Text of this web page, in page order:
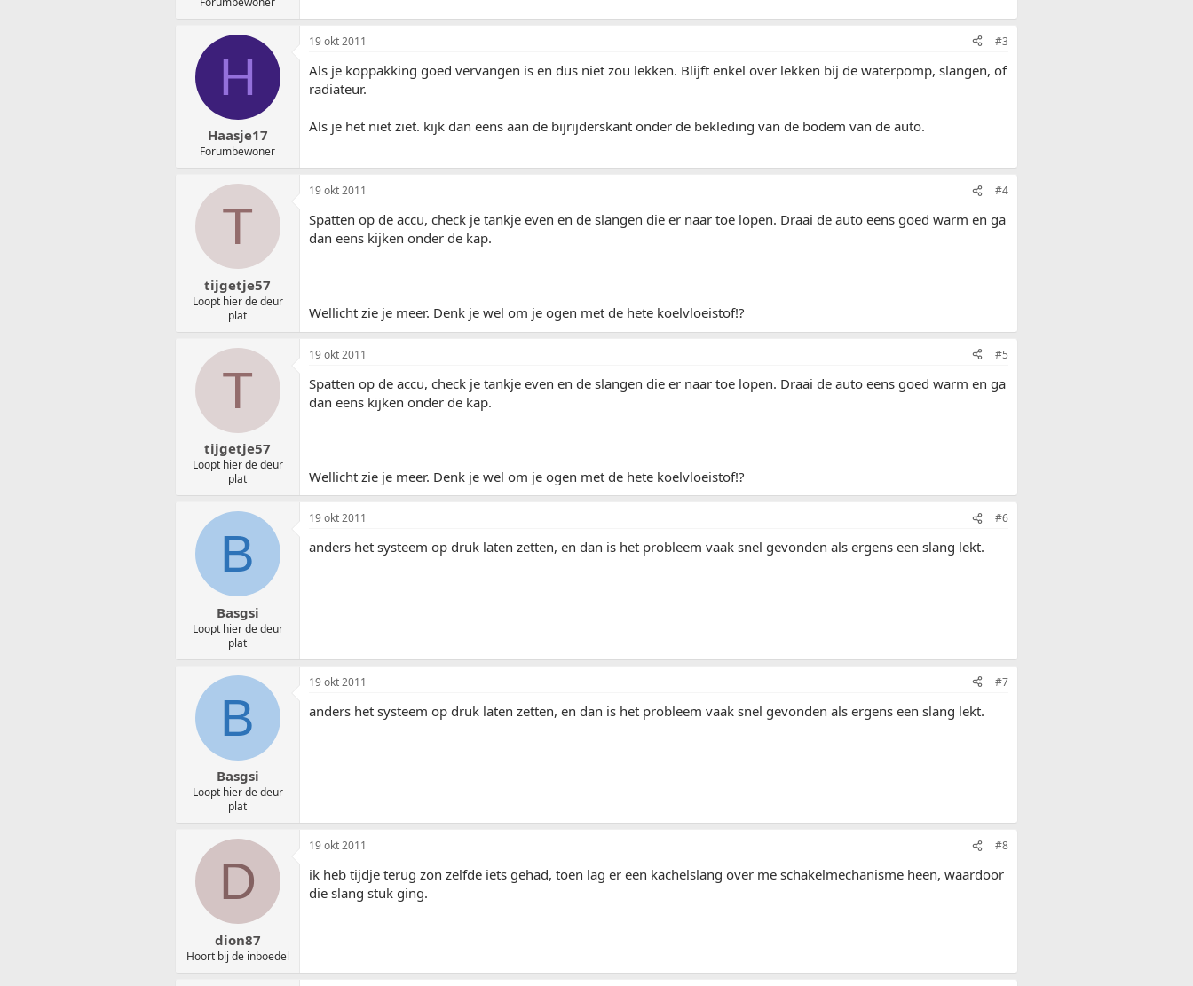
H
Haasje17
Forumbewoner
19 okt 2011 #3
Als je koppakking goed vervangen is en dus niet zou lekken. Blijft enkel over lekken bij de waterpomp, slangen, of
radiateur.
Als je het niet ziet. kijk dan eens aan de bijrijderskant onder de bekleding van de bodem van de auto.
T
tijgetje57
Loopt hier de deur
plat
19 okt 2011 #4
Spatten op de accu, check je tankje even en de slangen die er naar toe lopen. Draai de auto eens goed warm en ga
dan eens kijken onder de kap.
Wellicht zie je meer. Denk je wel om je ogen met de hete koelvloeistof!?
T
tijgetje57
Loopt hier de deur
plat
19 okt 2011 #5
Spatten op de accu, check je tankje even en de slangen die er naar toe lopen. Draai de auto eens goed warm en ga
dan eens kijken onder de kap.
Wellicht zie je meer. Denk je wel om je ogen met de hete koelvloeistof!?
B
Basgsi
Loopt hier de deur
plat
19 okt 2011 #6
anders het systeem op druk laten zetten, en dan is het probleem vaak snel gevonden als ergens een slang lekt.
B
Basgsi
Loopt hier de deur
plat
19 okt 2011 #7
anders het systeem op druk laten zetten, en dan is het probleem vaak snel gevonden als ergens een slang lekt.
D
dion87
Hoort bij de inboedel
19 okt 2011 #8
ik heb tijdje terug zon zelfde iets gehad, toen lag er een kachelslang over me schakelmechanisme heen, waardoor
die slang stuk ging.